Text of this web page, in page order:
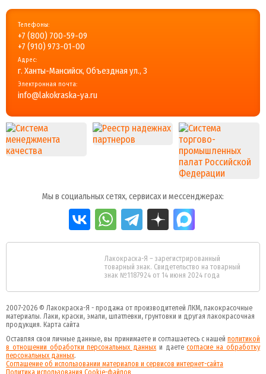
Телефоны:
+7 (800) 700-59-09
+7 (910) 973-01-00
Адрес:
г. Ханты-Мансийск, Объездная ул., 3
Электронная почта:
info@lakokraska-ya.ru
Мы в социальных сетях, сервисах и мессенджерах:
Лакокраска-Я – зарегистрированный
товарный знак. Свидетельство на товарный
знак №1187924 от 14 июня 2024 года
2007-2026 © Лакокраска-Я - продажа от производителей ЛКМ, лакокрасочные
материалы. Лаки, краски, эмали, шпатлевки, грунтовки и другая лакокрасочная
продукция. Карта сайта
Оставляя свои личные данные, вы принимаете и соглашаетесь с нашей политикой
в отношении обработки персональных данных и даетеcогласие на обработку
персональных данных.
Соглашение об использовании материалов и сервисов интернет-сайта
Политика использования Cookie-файлов